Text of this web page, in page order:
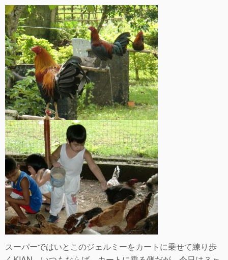
スーパーではいとこのジェルミーをカートに乗せて練り歩